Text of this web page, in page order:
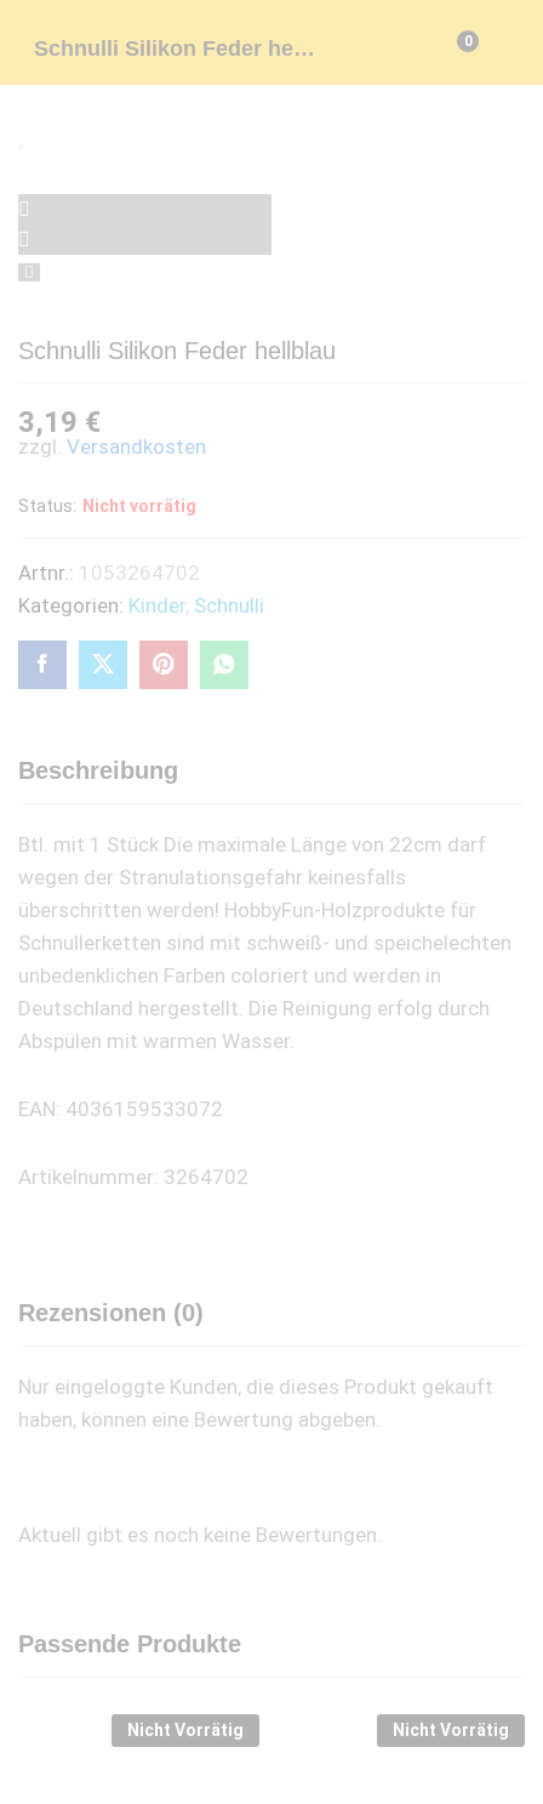
Schnulli Silikon Feder hellblau 0
Schnulli Silikon Feder hellblau
3,19 €
zzgl. Versandkosten
Status: Nicht vorrätig
Artnr.: 1053264702
Kategorien: Kinder, Schnulli
Beschreibung
Btl. mit 1 Stück Die maximale Länge von 22cm darf
wegen der Stranulationsgefahr keinesfalls
überschritten werden! HobbyFun-Holzprodukte für
Schnullerketten sind mit schweiß- und speichelechten
unbedenklichen Farben coloriert und werden in
Deutschland hergestellt. Die Reinigung erfolg durch
Abspülen mit warmen Wasser.
EAN: 4036159533072
Artikelnummer: 3264702
Rezensionen (0)
Nur eingeloggte Kunden, die dieses Produkt gekauft
haben, können eine Bewertung abgeben.
Aktuell gibt es noch keine Bewertungen.
Passende Produkte
Nicht Vorrätig Nicht Vorrätig